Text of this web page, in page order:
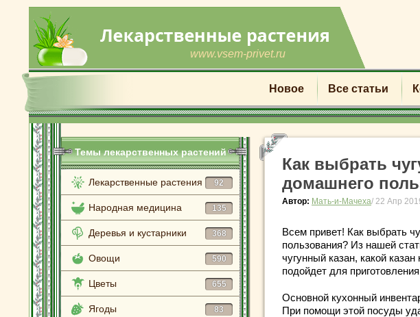
www.vsem-privet.ru
Новое Все статьи
Темы лекарственных растений
Лекарственные растения 92
Народная медицина 135
Деревья и кустарники 368
Овощи 590
Цветы 655
Ягоды 83
Как выбрать
домашнего
Автор: Мать-и-Мачеха/ 22 Апр
Всем привет! Как выбрать
пользования? Из нашей
чугунный казан, какой
подойдет для
Основной кухонный
При помощи этой посуды